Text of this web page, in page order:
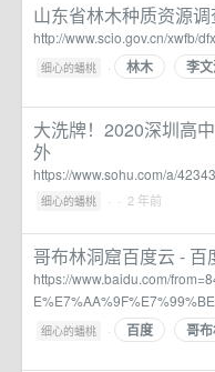
山东省林木种质资源
http://www.scio.gov.cn/xwfb/
细心的蟠桃 · 林木 李
大洗牌！2020深圳高
外
https://www.sohu.com/a/
细心的蟠桃 · · 2 年前
哥布林洞窟百度云 - 百
https://www.baidu.com/
细心的蟠桃 · 百度 哥